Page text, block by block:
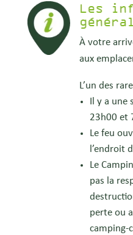
Les
À votre
aux
L’un des
Il y a
23h00 et
Le feu
l’endroit
Le
pas la
perte ou
camping-